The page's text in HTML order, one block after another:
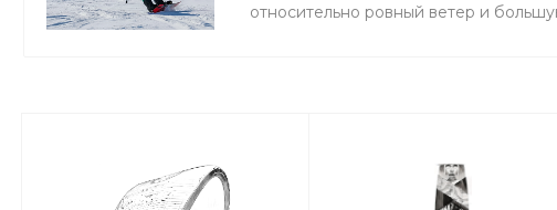
относительно ровный ветер и